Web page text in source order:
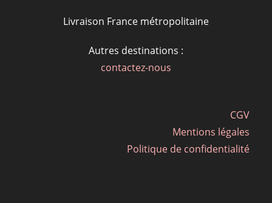
Livraison France métropolitaine
Autres destinations :
contactez-nous
CGV
Mentions légales
Politique de confidentialité